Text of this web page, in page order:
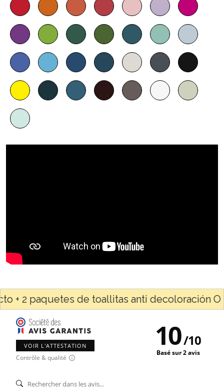
paquetes de toallitas anti decoloración O 1
VOIR L'ATTESTATION
Contrôle & qualité
10/10
Basé sur 2 avis